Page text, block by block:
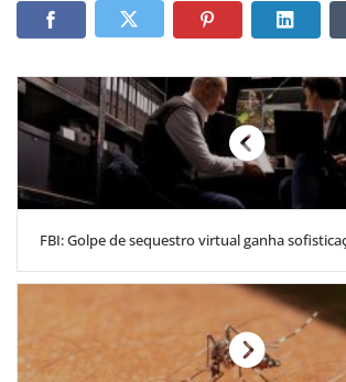
FBI: Golpe de sequestro virtual ganha